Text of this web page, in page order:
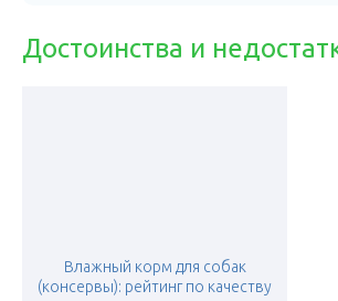
Достоинства и
Влажный корм для собак
(консервы): рейтинг по качеству